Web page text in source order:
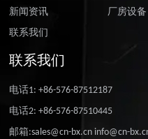
新闻资讯
厂房设备
联系我们
联系我们
电话1: +86-576-87512187
电话2: +86-576-87510445
邮箱:sales@cn-bx.cn info@cn-